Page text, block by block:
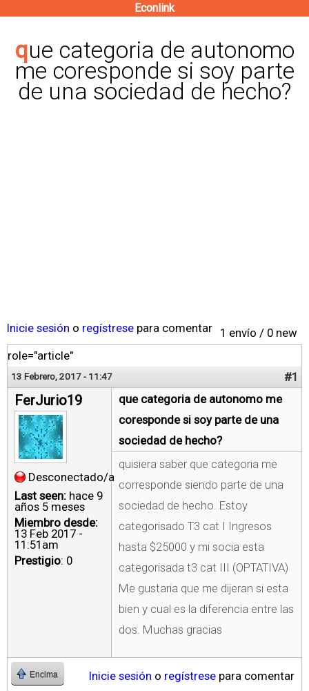
contenido
principal
Econlink
que categoria de autonomo
me coresponde si soy parte
de una sociedad de hecho?
1 envío / 0 new
Inicie sesión o regístrese para comentar
role="article"
13 Febrero, 2017 - 11:47 #1
FerJurio19
Desconectado/a
Last seen: hace 9
años 5 meses
Miembro desde:
13 Feb 2017 -
11:51am
Prestigio: 0
que categoria de autonomo me
coresponde si soy parte de una
sociedad de hecho?
quisiera saber que categoria me
corresponde siendo parte de una
sociedad de hecho. Estoy
categorisado T3 cat I Ingresos
hasta $25000 y mi socia esta
categorisada t3 cat III (OPTATIVA)
Me gustaria que me dijeran si esta
bien y cual es la diferencia entre las
dos. Muchas gracias
Encima Inicie sesión o regístrese para comentar